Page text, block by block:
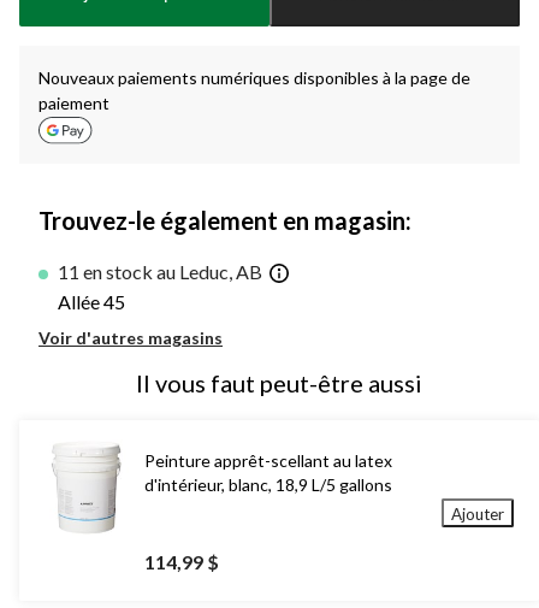
à
Nouveaux paiements numériques disponibles à la page de
paiement
Trouvez-le également en magasin:
11 en stock au Leduc, AB
Allée 45
Voir d'autres magasins
Il vous faut peut-être aussi
Peinture apprêt-scellant au latex
d'intérieur, blanc, 18,9 L/5 gallons
114,99 $
Ajouter